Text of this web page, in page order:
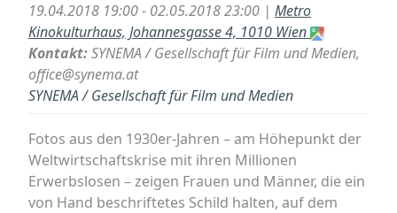
19.04.2018 19:00 - 02.05.2018 23:00 | Metro
Kinokulturhaus, Johannesgasse 4, 1010 Wien
Kontakt:SYNEMA / Gesellschaft für Film und Medien,
office@synema.at
SYNEMA / Gesellschaft für Film und Medien
Fotos aus den 1930er-Jahren – am Höhepunkt der
Weltwirtschaftskrise mit ihren Millionen
Erwerbslosen – zeigen Frauen und Männer, die ein
von Hand beschriftetes Schild halten, auf dem